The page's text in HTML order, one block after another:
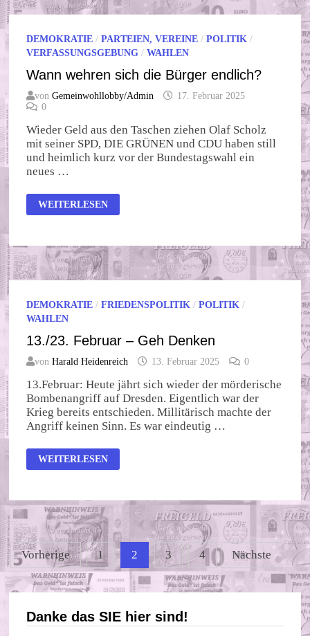
DEMOKRATIE /PARTEIEN, VEREINE /POLITIK /
VERFASSUNGSGEBUNG /WAHLEN
Wann wehren sich die Bürger endlich?
vonGemeinwohllobby/Admin
17. Februar 2025
0
Wieder Geld aus den Taschen ziehen Olaf Scholz
mit seiner SPD, DIE GRÜNEN und CDU haben still
und heimlich kurz vor der Bundestagswahl ein
neues …
WANN
WEHREN
ENDLICH?
WEITERLESEN
DEMOKRATIE /FRIEDENSPOLITIK /POLITIK /
WAHLEN
13./23. Februar – Geh Denken
vonHarald Heidenreich 13. Februar 2025 0
13.Februar: Heute jährt sich wieder der mörderische
Bombenangriff auf Dresden. Eigentlich war der
Krieg bereits entschieden. Millitärisch machte der
Angriff keinen Sinn. Es war eindeutig …
13./23.
FEBRUAR
WEITERLESEN
Seitennummerierung
der
Beiträge
Vorherige 1 2 3 4 Nächste
Danke das SIE hier sind!